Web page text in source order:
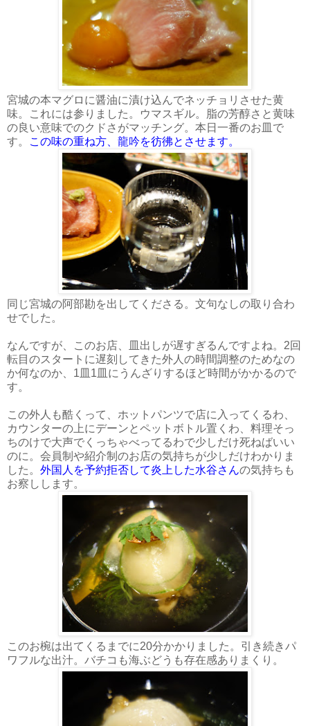
宮城の本マグロに醤油に漬け込んでネッチョリさせた黄
味。これには参りました。ウマスギル。脂の芳醇さと黄味
の良い意味でのクドさがマッチング。本日一番のお皿で
す。
この味の重ね方、龍吟を彷彿とさせます。
同じ宮城の阿部勘を出してくださる。文句なしの取り合わ
せでした。
なんですが、このお店、皿出しが遅すぎるんですよね。2回
転目のスタートに遅刻してきた外人の時間調整のためなの
か何なのか、1皿1皿にうんざりするほど時間がかかるので
す。
この外人も酷くって、ホットパンツで店に入ってくるわ、
カウンターの上にデーンとペットボトル置くわ、料理そっ
ちのけで大声でくっちゃべってるわで少しだけ死ねばいい
のに。会員制や紹介制のお店の気持ちが少しだけわかりま
した。 外国人を予約拒否して炎上した水谷さんの気持ちも
お察しします。
このお椀は出てくるまでに20分かかりました。引き続きパ
ワフルな出汁。バチコも海ぶどうも存在感ありまくり。